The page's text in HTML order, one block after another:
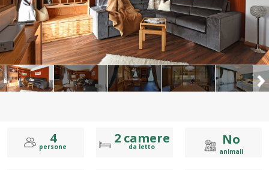
4
persone
2 camere
da letto No
animali